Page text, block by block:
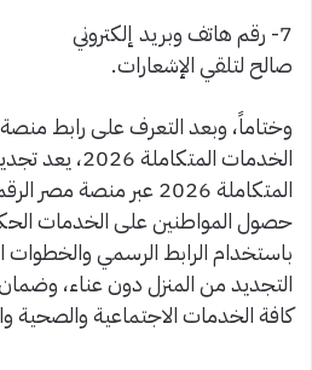
7- رقم هاتف وبريد إلكتروني
صالح لتلقي الإشعارات.
وختاماً، وبعد التعرف على رابط
الخدمات
المتكاملة 2026 عبر
حصول المواطنين على الخدمات
باستخدام الرابط الرسمي
التجديد من المنزل دون عناء،
كافة الخدمات الاجتماعية والصحية